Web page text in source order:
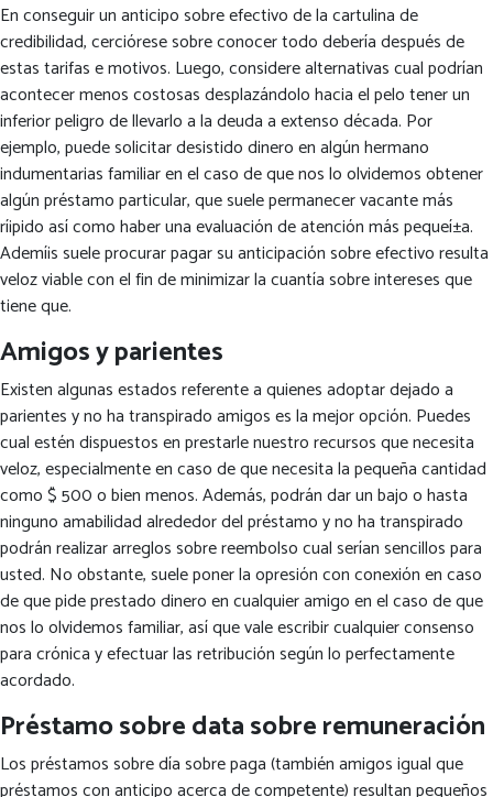
En conseguir un anticipo sobre efectivo de la cartulina de
credibilidad, cerciórese sobre conocer todo debería después de
estas tarifas e motivos. Luego, considere alternativas cual podrían
acontecer menos costosas desplazándolo hacia el pelo tener un
inferior peligro de llevarlo a la deuda a extenso década. Por
ejemplo, puede solicitar desistido dinero en algún hermano
indumentarias familiar en el caso de que nos lo olvidemos obtener
algún préstamo particular, que suele permanecer vacante más
rí¡pido así­ como haber una evaluación de atención más pequeí±a.
Ademí¡s suele procurar pagar su anticipación sobre efectivo resulta
veloz viable con el fin de minimizar la cuantía sobre intereses que
tiene que.
Amigos y parientes
Existen algunas estados referente a quienes adoptar dejado a
parientes y no ha transpirado amigos es la mejor opción. Puedes
cual estén dispuestos en prestarle nuestro recursos que necesita
veloz, especialmente en caso de que necesita la pequeña cantidad
como $ 500 o bien menos. Además, podrán dar un bajo o hasta
ninguno amabilidad alrededor del préstamo y no ha transpirado
podrán realizar arreglos sobre reembolso cual serían sencillos para
usted. No obstante, suele poner la opresión con conexión en caso
de que pide prestado dinero en cualquier amigo en el caso de que
nos lo olvidemos familiar, así que vale escribir cualquier consenso
para crónica y efectuar las retribución según lo perfectamente
acordado.
Préstamo sobre data sobre remuneración
Los préstamos sobre día sobre paga (también amigos igual que
préstamos con anticipo acerca de competente) resultan pequeños